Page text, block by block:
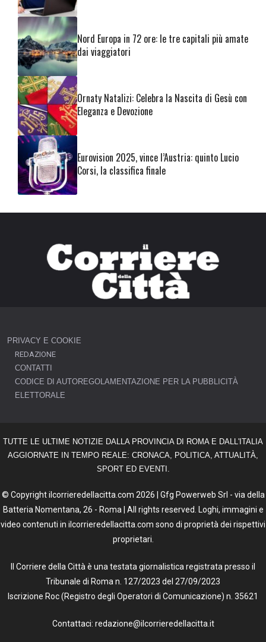
Nord Europa in 72 ore: le tre capitali più amate
dai viaggiatori
Ornaty Natalizi: Celebra la Nascita di Gesù con
Eleganza e Devozione
Eurovision 2025, vince l’Austria: quinto Lucio
Corsi, la classifica finale
PRIVACY E COOKIE
REDAZIONE
CONTATTI
CODICE DI AUTOREGOLAMENTAZIONE PER LA PUBBLICITÀ
ELETTORALE
TUTTE LE ULTIME NOTIZIE DALLA PROVINCIA DI ROMA E DALL'ITALIA
AGGIORNATE IN TEMPO REALE: CRONACA, POLITICA, ATTUALITÀ,
SPORT ED EVENTI.
© Copyright ilcorrieredellacitta.com 2026 | Gfg Powerweb Srl - via della
Batteria Nomentana, 26 - Roma | All rights reserved. Loghi, immagini e
video contenuti in ilcorrieredellacitta.com sono di proprietà dei rispettivi
proprietari.
Il Corriere della Città è una testata giornalistica registrata presso il
Tribunale di Roma n. 127/2023 del 27/09/2023
Iscrizione Roc (Registro degli Operatori di Comunicazione) n. 35621
Contattaci: redazione@ilcorrieredellacitta.it